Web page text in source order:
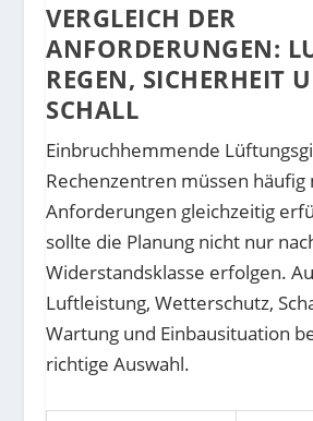
VERGLEICH DER
ANFORDERUNGEN:
REGEN, SICHERHEIT
SCHALL
Einbruchhemmende
Rechenzentren müssen
Anforderungen gleichzeitig
sollte die Planung nicht nur
Widerstandsklasse erfolgen.
Luftleistung, Wetterschutz,
Wartung und Einbausituation
richtige Auswahl.